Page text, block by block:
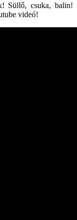
Süllő, csuka, balin!
videó!